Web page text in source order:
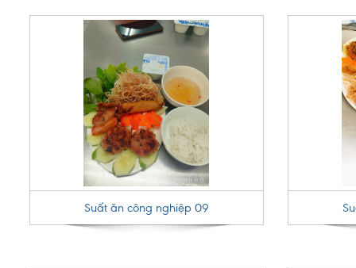
Suất ăn công nghiệp 09